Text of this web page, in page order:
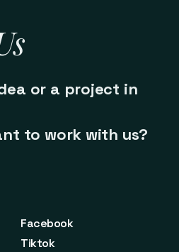
or a project in
to work with us?
Facebook
Tiktok